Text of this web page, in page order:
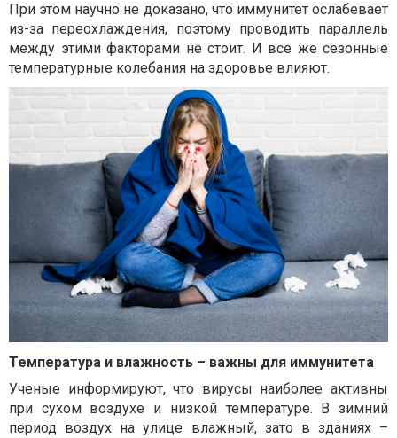
При этом научно не доказано, что иммунитет ослабевает
из-за переохлаждения, поэтому проводить параллель
между этими факторами не стоит. И все же сезонные
температурные колебания на здоровье влияют.
Температура и влажность – важны для иммунитета
Ученые информируют, что вирусы наиболее активны
при сухом воздухе и низкой температуре. В зимний
период воздух на улице влажный, зато в зданиях –